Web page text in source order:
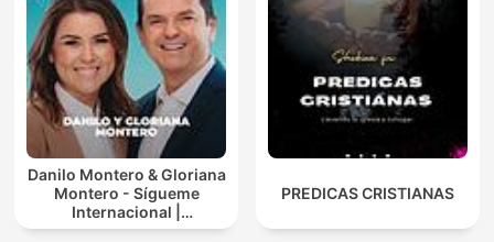
Danilo Montero & Gloriana
Montero - Sígueme
Internacional |
Predicaciones Cristianas
PREDICAS CRISTIANAS